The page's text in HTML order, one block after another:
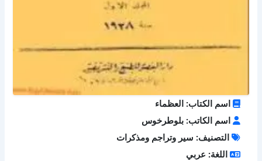
اسم الكتاب: العظماء
اسم الكاتب: بلوطرخوس
التصنيف: سير وتراجم ومذكرات
اللغة: عربي